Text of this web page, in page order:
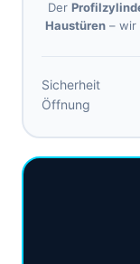
Der
Haustüren– wir
Sicherheit
Öffnung